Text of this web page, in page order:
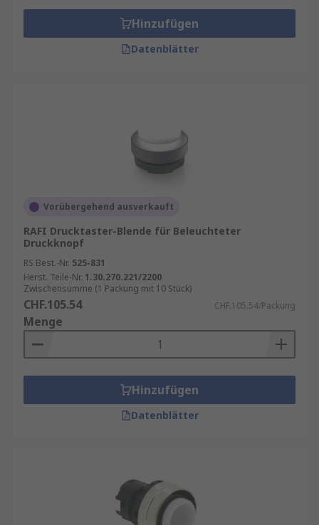
Hinzufügen
Datenblätter
Vorübergehend ausverkauft
RAFI Drucktaster-Blende für Beleuchteter
Druckknopf
RS Best.-Nr. 525-831
Herst. Teile-Nr. 1.30.270.221/2200
Zwischensumme (1 Packung mit 10 Stück)
CHF.105.54 CHF.105.54/Packung
Menge
Hinzufügen
Datenblätter